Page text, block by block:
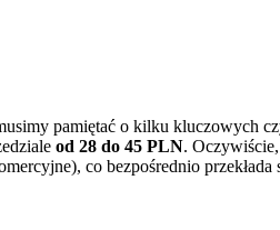
pamiętać o kilku kluczowych
od 28 do 45 PLN.
co bezpośrednio przekłada